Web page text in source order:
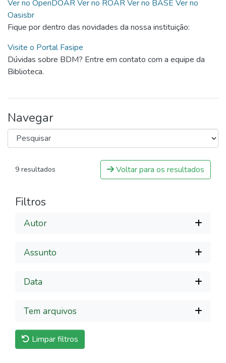
Ver no OpenDOARVer no ROARVer no BASE Ver no
Oasisbr
Fique por dentro das novidades da nossa instituição:
Visite o Portal Fasipe
Dúvidas sobre BDM? Entre em contato com a equipe da
Biblioteca.
Navegar
9 resultados Voltar para os resultados
Filtros
Autor
Assunto
Data
Tem arquivos
Limpar filtros